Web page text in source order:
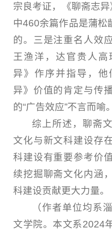
宗良考证，《聊斋志
中460余篇作品是蒲松
的。三是注重名人效
王渔洋，达官贵人
异》作序并指导，
异》价值的肯定与传
的“广告效应”不言而喻。
综上所述，聊斋
文化与新文科建设存
科建设有重要参考价
续挖掘聊斋文化内涵
科建设贡献更大力量。
（作者单位均系
文学院。本文系2024